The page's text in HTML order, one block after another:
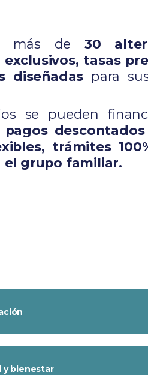
más de 30
tasas
diseñadas para
se pueden
pagos
trámites
el grupo familiar.
y bienestar